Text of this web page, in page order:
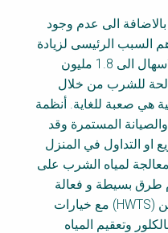
WAIN
RRR
online
Safe Water
Water & Nutrient
بالاضافة الى عدم وجود
السبب الرئيسى لزيادة
عدد الوفيات الناجمة عن أمراض الاسهال الى 1.8 مليون
للشرب من خلال
هي صعبة للغاية. أنظمة
المستمرة وقد
او التداول في المنزل
لمياه الشرب على
طرق بسيطة و فعالة
وتنقية المياه المنزلية والتخزين الآمن (HWTS) مع خيارات
وتعقيم المياه